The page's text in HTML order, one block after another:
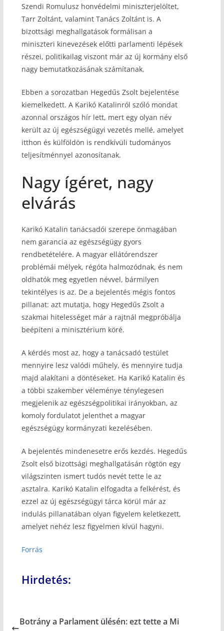
Szendi Romulusz honvédelmi miniszterjelöltet,
Tarr Zoltánt, valamint Tanács Zoltánt is. A
bizottsági meghallgatások formálisan a
miniszteri kinevezések előtti parlamenti lépések
részei, politikailag viszont már az új kormány első
nagy bemutatkozásának számítanak.
Ebben a sorozatban Hegedűs Zsolt bejelentése
kiemelkedett. A Karikó Katalinról szóló mondat
azonnal országos hír lett, mert egy olyan név
került az új egészségügyi vezetés mellé, amelyet
itthon és külföldön is rendkívüli tudományos
teljesítménnyel azonosítanak.
Nagy ígéret, nagy
elvárás
Karikó Katalin tanácsadói szerepe önmagában
nem garancia az egészségügy gyors
rendbetételére. A magyar ellátórendszer
problémái mélyek, régóta halmozódnak, és nem
oldhatók meg egyetlen névvel, bármilyen
tekintélyes is az. De a bejelentés mégis fontos
pillanat: azt mutatja, hogy Hegedűs Zsolt a
szakmai hitelességet már a rajtnál megpróbálja
beépíteni a minisztérium köré.
A kérdés most az, hogy a tanácsadó testület
mennyire lesz valódi műhely, és mennyire tudja
majd alakítani a döntéseket. Ha Karikó Katalin és
a többi szakember véleménye ténylegesen
megjelenik az egészségpolitikai irányokban, az
komoly fordulatot jelenthet a magyar
egészségügy kormányzati kezelésében.
A bejelentés mindenesetre erős kezdés. Hegedűs
Zsolt első bizottsági meghallgatásán rögtön egy
világszinten ismert tudós nevét tette le az
asztalra. Karikó Katalin elfogadta a felkérést, és
ezzel az új egészségügyi tárca körül már az
indulás pillanatában olyan figyelem keletkezett,
amelyet nehéz lesz figyelmen kívül hagyni.
Forrás
Hirdetés:
Botrány a Parlament ülésén: ezt tette a Mi